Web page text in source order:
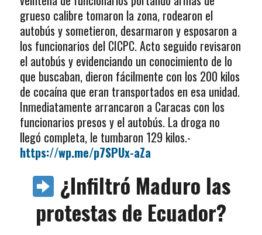
grueso calibre tomaron la zona, rodearon el
autobús y sometieron, desarmaron y esposaron a
los funcionarios del CICPC. Acto seguido revisaron
el autobús y evidenciando un conocimiento de lo
que buscaban, dieron fácilmente con los 200 kilos
de cocaína que eran transportados en esa unidad.
Inmediatamente arrancaron a Caracas con los
funcionarios presos y el autobús. La droga no
llegó completa, le tumbaron 129 kilos.-
https://wp.me/p7SPUx-aZa
¿Infiltró Maduro las
protestas de Ecuador?